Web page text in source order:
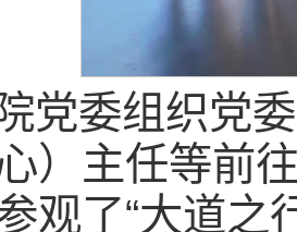
党委组织党
）主任等前
观了“大道